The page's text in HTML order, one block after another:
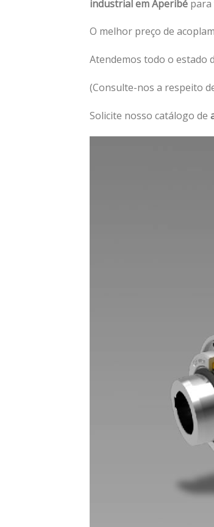
industrial em Aperibé para
O melhor preço de
Atendemos todo o estado
(Consulte-nos a respeito
Solicite nosso catálogo de